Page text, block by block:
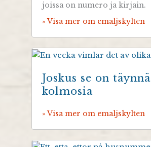
joissa on numero ja kirjain.
» Visa mer om emaljskylten
Joskus se on täynnä
kolmosia
» Visa mer om emaljskylten